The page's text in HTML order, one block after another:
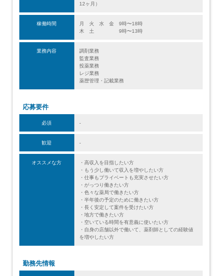
12ヶ月）
稼働時間
月 火 水 金 9時〜18時
木 土 9時〜13時
業務内容
調剤業務
監査業務
投薬業務
レジ業務
薬歴管理・記載業務
応募要件
必須 -
歓迎 -
オススメな方
・高収入を目指したい方
・もう少し働いて収入を増やしたい方
・仕事もプライベートも充実させたい方
・がっつり働きたい方
・色々な薬局で働きたい方
・半年後の予定のために働きたい方
・長く安定して案件を受けたい方
・地方で働きたい方
・空いている時間を有意義に使いたい方
・自身の店舗以外で働いて、薬剤師としての経験値
を増やしたい方
勤務先情報